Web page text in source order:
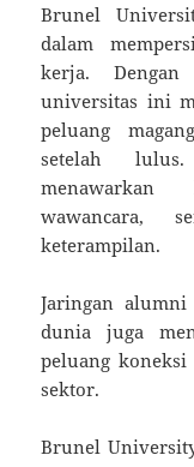
Brunel
dalam
kerja.
universitas ini
peluang
setelah
wawancara,
keterampilan.
Jaringan
dunia juga
peluang
sektor.
Brunel